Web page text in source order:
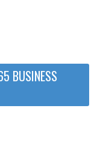
BUSINESS